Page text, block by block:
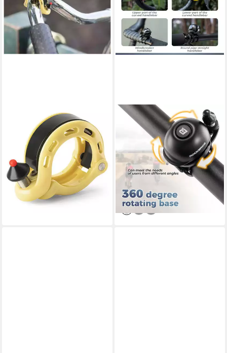
Fahrradklingel Rockbros
34210028004 Q förmige
Fahrradklingel
12,95 € UVP24,95 €
-48%
lieferbar - in 4-5 Werktagen bei dir
ROCKBROS
Fahrradklingel 80dB für 22-
34mm Lenker, 360-Grad-
Drehung Mini Klingel für MTB
Rennrad Ebike
19,49 € UVP25,99 €
-25%
lieferbar - in 4-5 Werktagen bei dir